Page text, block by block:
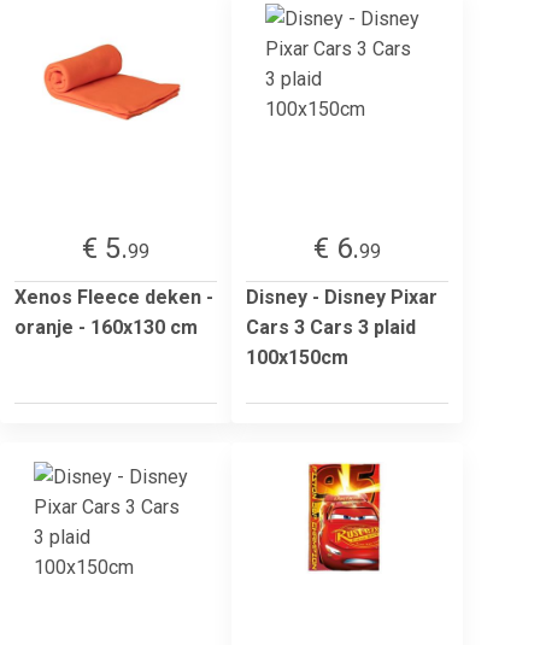
€ 5.99
Xenos Fleece deken -
oranje - 160x130 cm
€ 6.99
Disney - Disney Pixar
Cars 3 Cars 3 plaid
100x150cm